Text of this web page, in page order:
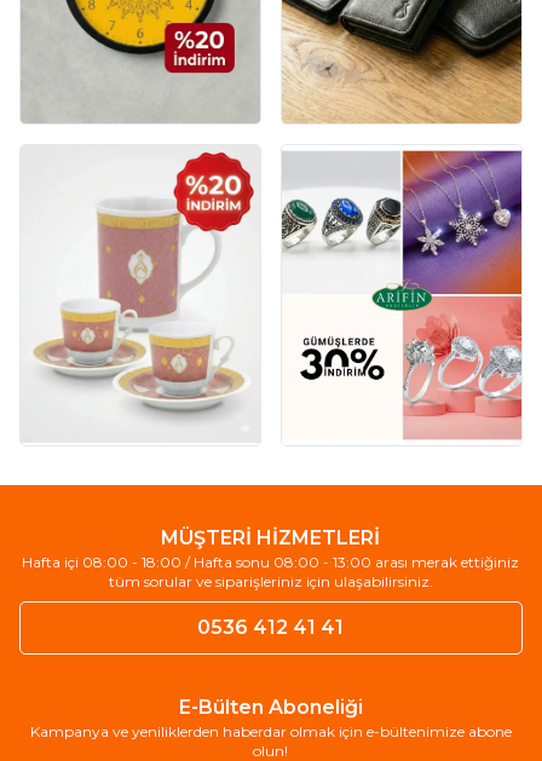
MÜŞTERİ HİZMETLERİ
Hafta içi 08:00 - 18:00 / Hafta sonu 08:00 - 13:00 arası merak ettiğiniz
tüm sorular ve siparişleriniz için ulaşabilirsiniz.
0536 412 41 41
E-Bülten Aboneliği
Kampanya ve yeniliklerden haberdar olmak için e-bültenimize abone
olun!